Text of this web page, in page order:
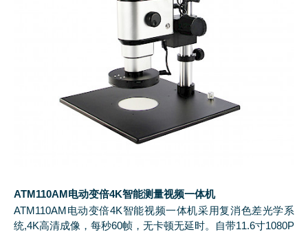
ATM110AM电动变倍4K智能测量视频一体机
ATM110AM电动变倍4K智能视频一体机采用复消色差光学系
统,4K高清成像，每秒60帧，无卡顿无延时。自带11.6寸1080P